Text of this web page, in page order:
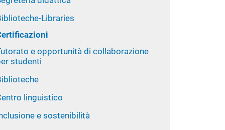
Libraries
e opportunità di collaborazione
studenti
linguistico
e sostenibilità